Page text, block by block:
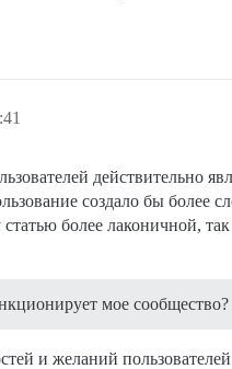
действительно
создало бы более
более лаконичной,
мое сообщество?
и желаний